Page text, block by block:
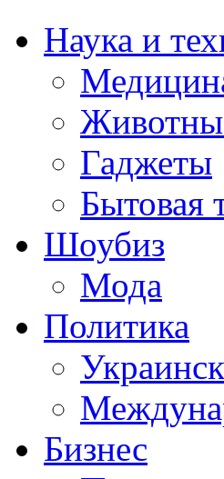
Наука и
Гаджеты
Бытовая
Шоубиз
Мода
Политика
Бизнес